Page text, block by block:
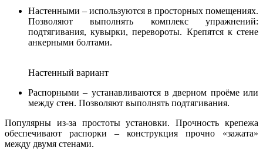
Настенными – используются в просторных помещениях.
Позволяют выполнять комплекс упражнений:
подтягивания, кувырки, перевороты. Крепятся к стене
анкерными болтами.
Настенный вариант
Распорными – устанавливаются в дверном проёме или
между стен. Позволяют выполнять подтягивания.
Популярны из-за простоты установки. Прочность крепежа
обеспечивают распорки – конструкция прочно «зажата»
между двумя стенами.